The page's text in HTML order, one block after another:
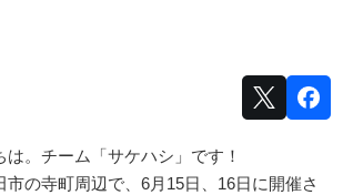
。チーム「サケハシ」です！
の寺町周辺で、6月15日、16日に開催さ